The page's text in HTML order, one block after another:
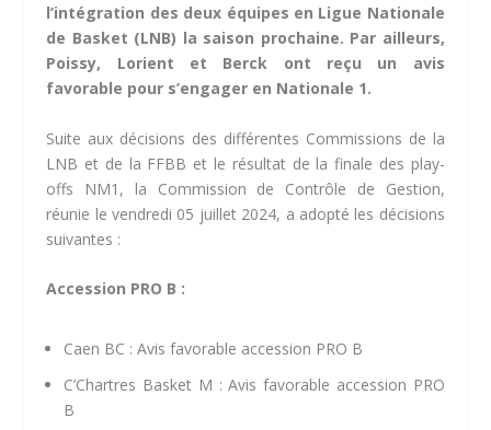
l’intégration des deux équipes en Ligue Nationale
de Basket (LNB) la saison prochaine. Par ailleurs,
Poissy, Lorient et Berck ont reçu un avis
favorable pour s’engager en Nationale 1.
Suite aux décisions des différentes Commissions de la
LNB et de la FFBB et le résultat de la finale des play-
offs NM1, la Commission de Contrôle de Gestion,
réunie le vendredi 05 juillet 2024, a adopté les décisions
suivantes :
Accession PRO B :
Caen BC : Avis favorable accession PRO B
C’Chartres Basket M : Avis favorable accession PRO
B